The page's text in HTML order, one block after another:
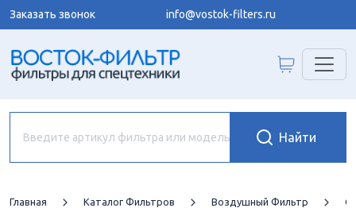
Заказать звонок info@vostok-filters.ru
Главная Каталог Фильтров Воздушный Фильтр